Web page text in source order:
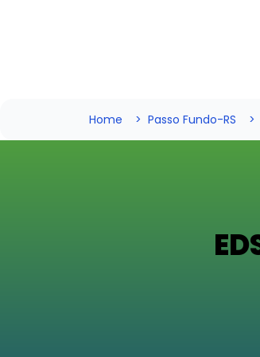
Home Passo Fundo-RS